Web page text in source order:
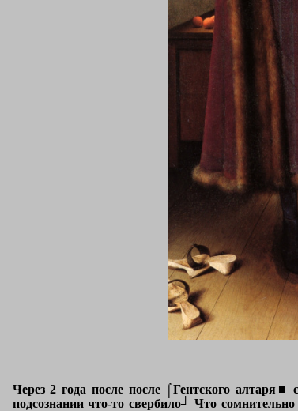
Через 2 года после после ⌠Гентского
подсознании что-то свербило┘ Что